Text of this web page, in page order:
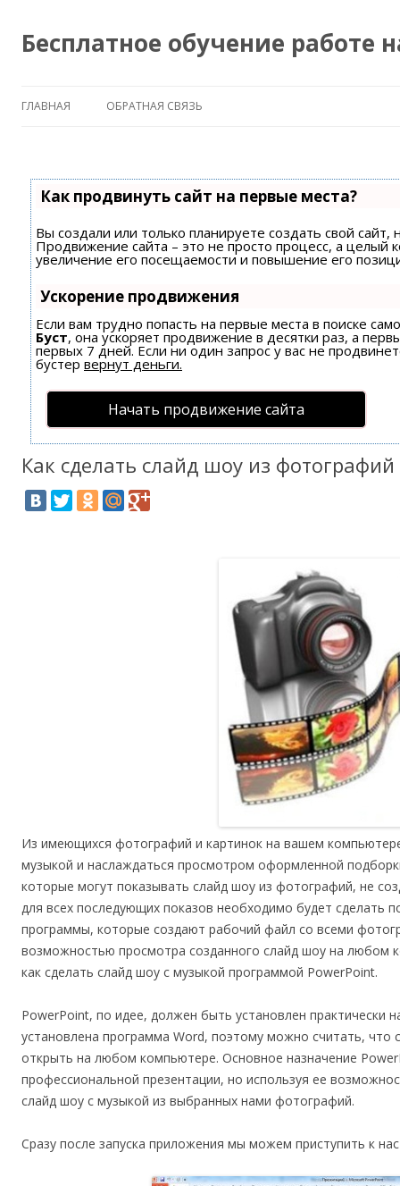
Бесплатное обучение работе
ГЛАВНАЯ ОБРАТНАЯ СВЯЗЬ
Как продвинуть сайт на первые места?
Вы создали или только планируете создать свой сайт,
Продвижение сайта – это не просто процесс, а целый
увеличение его посещаемости и повышение его
Ускорение продвижения
Если вам трудно попасть на первые места в поиске
Буст, она ускоряет продвижение в десятки раз, а
первых 7 дней. Если ни один запрос у вас не
бустер вернут деньги.
Начать продвижение сайта
Как сделать слайд шоу из
Из имеющихся фотографий и картинок на вашем
музыкой и наслаждаться просмотром оформленной
которые могут показывать слайд шоу из фотографий, не
для всех последующих показов необходимо будет сделать
программы, которые создают рабочий файл со всеми
возможностью просмотра созданного слайд шоу на любом
как сделать слайд шоу с музыкой программой PowerPoint.
PowerPoint, по идее, должен быть установлен практически
установлена программа Word, поэтому можно считать,
открыть на любом компьютере. Основное назначение
профессиональной презентации, но используя ее
слайд шоу с музыкой из выбранных нами фотографий.
Сразу после запуска приложения мы можем приступить к